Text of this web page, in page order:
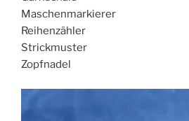
Maschenmarkierer
Reihenzähler
Strickmuster
Zopfnadel